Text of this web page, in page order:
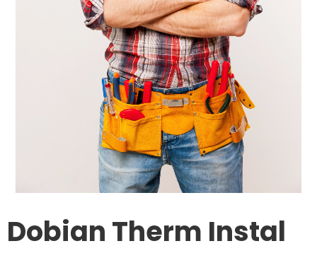
Dobian Therm Instal